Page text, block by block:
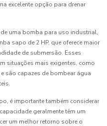
excelente opção para drenar
uma bomba para uso industrial,
sapo de 2 HP, que oferece maior
de submersão. Esses
situações mais exigentes, como
são capazes de bombear água
é importante também considerar
geralmente têm um
um melhor retorno sobre o